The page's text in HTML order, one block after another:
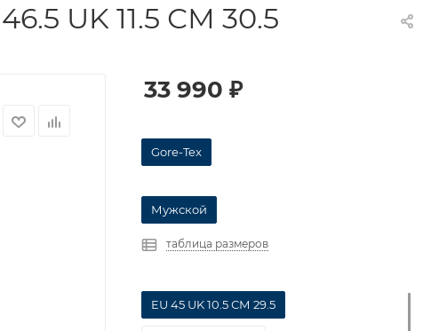
UK 11.5 СМ 30.5
33 990 ₽
Gore-Tex
Мужской
таблица размеров
EU 45 UK 10.5 СМ 29.5